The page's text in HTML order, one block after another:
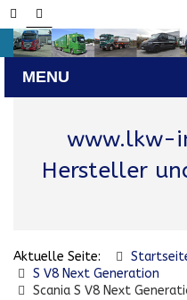
www.lkw-
Hersteller
Aktuelle Seite:
S V8 Next Generation
Scania S V8 Next